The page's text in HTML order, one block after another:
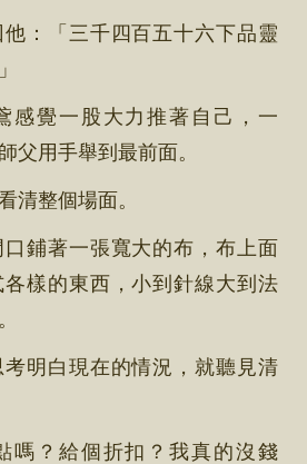
：「三千四百五十六下品靈
覺一股大力推著自己，一
父用手舉到最前面。
整個場面。
鋪著一張寬大的布，布上面
樣的東西，小到針線大到法
明白現在的情況，就聽見清
？給個折扣？我真的沒錢